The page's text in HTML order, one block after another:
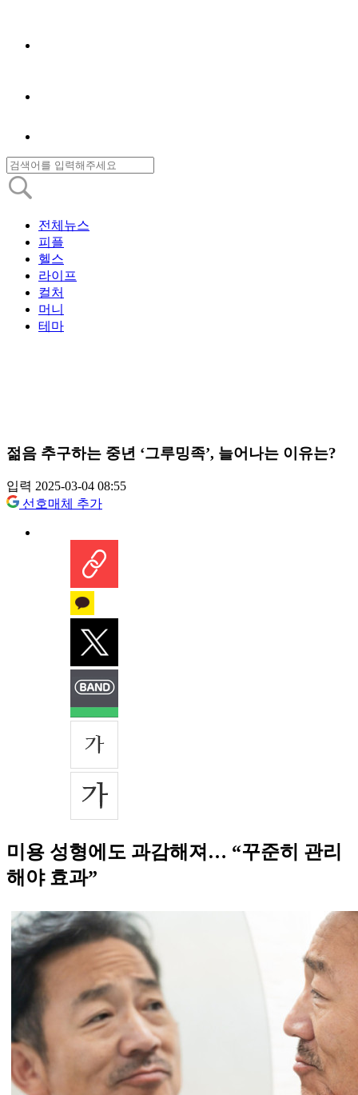
전체뉴스
피플
헬스
라이프
컬처
머니
테마
젊음 추구하는 중년 ‘그루밍족’, 늘어나는 이유는?
입력 2025-03-04 08:55
선호매체 추가
미용 성형에도 과감해져… “꾸준히 관리
해야 효과”